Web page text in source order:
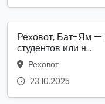
Реховот, Бат-Ям —
студентов или н...
Реховот
23.10.2025